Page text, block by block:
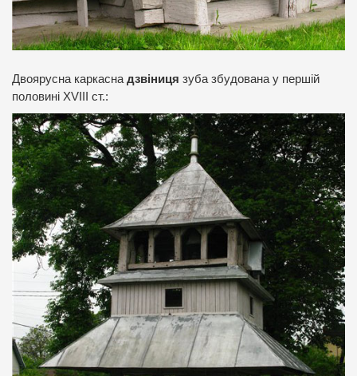
Двоярусна каркасна дзвіниця зуба збудована у першій
половині XVIII ст.: